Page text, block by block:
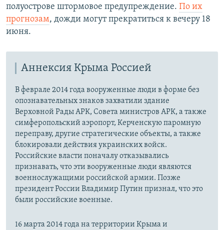
полуострове штормовое предупреждение. По их
прогнозам, дожди могут прекратиться к вечеру 18
июня.
Аннексия Крыма Россией
В феврале 2014 года вооруженные люди в форме без
опознавательных знаков захватили здание
Верховной Рады АРК, Совета министров АРК, а также
симферопольский аэропорт, Керченскую паромную
переправу, другие стратегические объекты, а также
блокировали действия украинских войск.
Российские власти поначалу отказывались
признавать, что эти вооруженные люди являются
военнослужащими российской армии. Позже
президент России Владимир Путин признал, что это
были российские военные.
16 марта 2014 года на территории Крыма и